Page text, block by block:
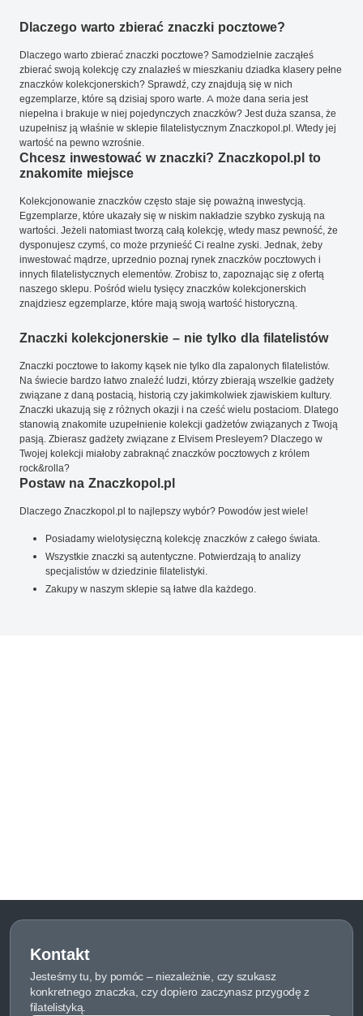
Dlaczego warto zbierać znaczki pocztowe?
Dlaczego warto zbierać znaczki pocztowe? Samodzielnie zacząłeś
zbierać swoją kolekcję czy znalazłeś w mieszkaniu dziadka klasery pełne
znaczków kolekcjonerskich? Sprawdź, czy znajdują się w nich
egzemplarze, które są dzisiaj sporo warte. A może dana seria jest
niepełna i brakuje w niej pojedynczych znaczków? Jest duża szansa, że
uzupełnisz ją właśnie w sklepie filatelistycznym Znaczkopol.pl. Wtedy jej
wartość na pewno wzrośnie.
Chcesz inwestować w znaczki? Znaczkopol.pl to
znakomite miejsce
Kolekcjonowanie znaczków często staje się poważną inwestycją.
Egzemplarze, które ukazały się w niskim nakładzie szybko zyskują na
wartości. Jeżeli natomiast tworzą całą kolekcję, wtedy masz pewność, że
dysponujesz czymś, co może przynieść Ci realne zyski. Jednak, żeby
inwestować mądrze, uprzednio poznaj rynek znaczków pocztowych i
innych filatelistycznych elementów. Zrobisz to, zapoznając się z ofertą
naszego sklepu. Pośród wielu tysięcy znaczków kolekcjonerskich
znajdziesz egzemplarze, które mają swoją wartość historyczną.
Znaczki kolekcjonerskie – nie tylko dla filatelistów
Znaczki pocztowe to łakomy kąsek nie tylko dla zapalonych filatelistów.
Na świecie bardzo łatwo znaleźć ludzi, którzy zbierają wszelkie gadżety
związane z daną postacią, historią czy jakimkolwiek zjawiskiem kultury.
Znaczki ukazują się z różnych okazji i na cześć wielu postaciom. Dlatego
stanowią znakomite uzupełnienie kolekcji gadżetów związanych z Twoją
pasją. Zbierasz gadżety związane z Elvisem Presleyem? Dlaczego w
Twojej kolekcji miałoby zabraknąć znaczków pocztowych z królem
rock&rolla?
Postaw na Znaczkopol.pl
Dlaczego Znaczkopol.pl to najlepszy wybór? Powodów jest wiele!
Posiadamy wielotysięczną kolekcję znaczków z całego świata.
Wszystkie znaczki są autentyczne. Potwierdzają to analizy
specjalistów w dziedzinie filatelistyki.
Zakupy w naszym sklepie są łatwe dla każdego.
Kontakt
Jesteśmy tu, by pomóc – niezależnie, czy szukasz
konkretnego znaczka, czy dopiero zaczynasz przygodę z
filatelistyką.